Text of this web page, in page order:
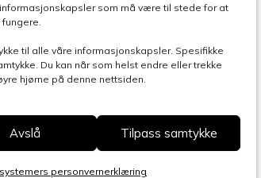
som må være til stede for at
til alle våre informasjonskapsler. Spesifikke
Du kan når som helst endre eller trekke
hjørne på denne nettsiden.
Avslå Tilpass samtykke
personvernerklæring